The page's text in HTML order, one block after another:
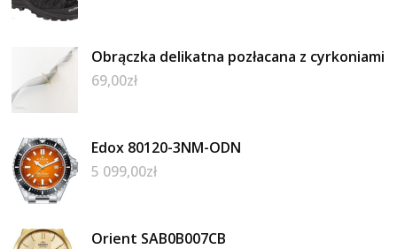
Obrączka delikatna pozłacana z cyrkoniami
69,00zł
Edox 80120-3NM-ODN
5 099,00zł
Orient SAB0B007CB